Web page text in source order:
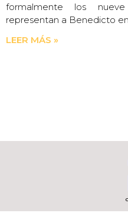
formalmente los
representan a Benedicto
LEER MÁS »